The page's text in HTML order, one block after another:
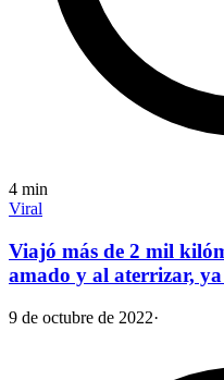
4 min
Viral
Viajó más de 2 mil
amado y al aterrizar,
9 de octubre de 2022·